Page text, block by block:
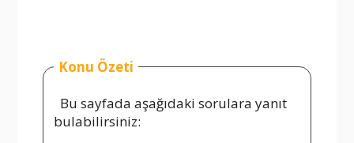
Konu Özeti
Bu sayfada aşağıdaki sorulara yanıt
bulabilirsiniz: